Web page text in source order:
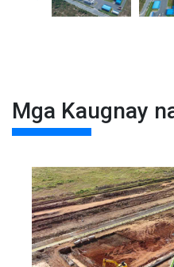
Mga Kaugnay